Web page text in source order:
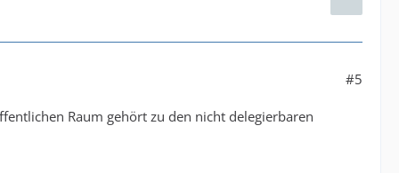
#5
Raum gehört zu den nicht delegierbaren